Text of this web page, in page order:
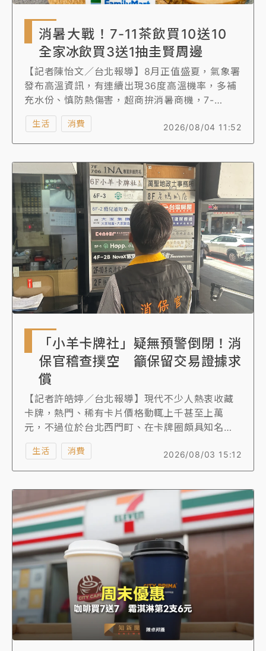
消暑大戰！7-11茶飲買10送10
全家冰飲買3送1抽圭賢周邊
【記者陳怡文／台北報導】8月正值盛夏，氣象署
發布高溫資訊，有連續出現36度高溫機率，多補
充水份、慎防熱傷害，超商拚消暑商機，7-
ELEVEN霜淇淋、思樂冰第2件10元，另外，蕎麥
茶、青茶、紅茶等買10送10，還有咖啡多杯組
777元，最低下殺59折；全家推出15款獨家冰飲
件飲料送Super Junior成員圭賢小卡，6件冰品
送圭賢杯墊。
2026/08/04 11:52
生活 消費
「小羊卡牌社」疑無預警倒閉！消
保官稽查撲空 籲保留交易證據求
償
【記者許皓婷／台北報導】現代不少人熱衷收藏
卡牌，熱門、稀有卡片價格動輒上千甚至上萬
元，不過位於台北西門町、在卡牌圈頗具知名度
的「小羊卡牌社」，近日卻驚傳疑似無預警倒
閉，店家社群更在一夕之間關閉，引發大批玩家
恐慌，自救會人數已突破3000人。對此，台北市
鎖，消保官也提醒消費者保留所有交易證據，作
為後續求償依據。
2026/08/03 15:12
生活 消費